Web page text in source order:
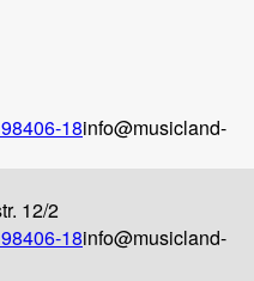
18info@musicland-
12/2
18info@musicland-